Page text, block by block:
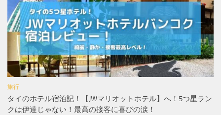
旅行
タイのホテル宿泊記！【JWマリオットホテル】へ！5つ星ラン
クは伊達じゃない！最高の接客に喜びの涙！